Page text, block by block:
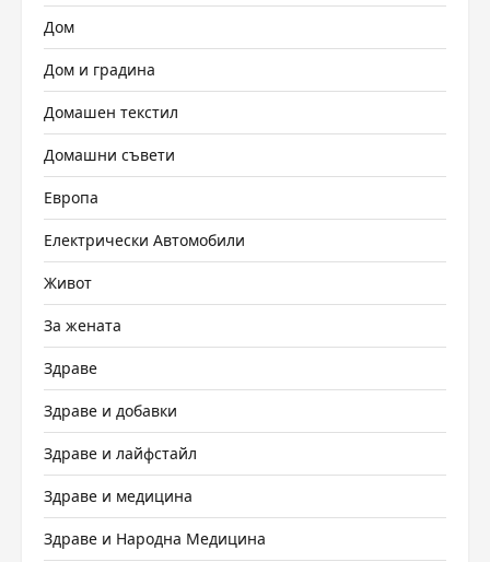
Дом
Дом и градина
Домашен текстил
Домашни съвети
Европа
Електрически Автомобили
Живот
За жената
Здраве
Здраве и добавки
Здраве и лайфстайл
Здраве и медицина
Здраве и Народна Медицина